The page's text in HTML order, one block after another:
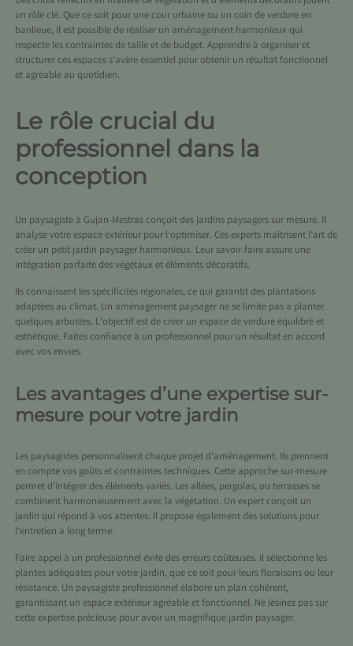
un rôle clé. Que ce soit pour une cour urbaine ou un coin de verdure en
banlieue, il est possible de réaliser un aménagement harmonieux qui
respecte les contraintes de taille et de budget. Apprendre à organiser et
structurer ces espaces s’avère essentiel pour obtenir un résultat fonctionnel
et agréable au quotidien.
Le rôle crucial du
professionnel dans la
conception
Un paysagiste à Gujan-Mestrasconçoit des jardins paysagers sur mesure. Il
analyse votre espace extérieur pour l’optimiser. Ces experts maîtrisent l’art de
créer un petit jardin paysager harmonieux. Leur savoir-faire assure une
intégration parfaite des végétaux et éléments décoratifs.
Ils connaissent les spécificités régionales, ce qui garantit des plantations
adaptées au climat. Un aménagement paysager ne se limite pas à planter
quelques arbustes. L’objectif est de créer un espace de verdure équilibré et
esthétique. Faites confiance à un professionnel pour un résultat en accord
avec vos envies.
Les avantages d’une expertise sur-
mesure pour votre jardin
Les paysagistes personnalisent chaque projet d’aménagement. Ils prennent
en compte vos goûts et contraintes techniques. Cette approche sur-mesure
permet d’intégrer des éléments variés. Les allées, pergolas, ou terrasses se
combinent harmonieusement avec la végétation. Un expert conçoit un
jardin qui répond à vos attentes. Il propose également des solutions pour
l’entretien à long terme.
Faire appel à un professionnel évite des erreurs coûteuses. Il sélectionne les
plantes adéquates pour votre jardin, que ce soit pour leurs floraisons ou leur
résistance. Un paysagiste professionnel élabore un plan cohérent,
garantissant un espace extérieur agréable et fonctionnel. Ne lésinez pas sur
cette expertise précieuse pour avoir un magnifique jardin paysager.